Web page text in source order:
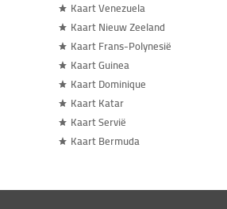
Kaart Venezuela
Kaart Nieuw Zeeland
Kaart Frans-Polynesië
Kaart Guinea
Kaart Dominique
Kaart Katar
Kaart Servië
Kaart Bermuda